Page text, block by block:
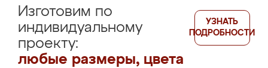
Изготовим по
индивидуальному
проекту:
любые размеры, цвета
УЗНАТЬ
ПОДРОБНОСТИ